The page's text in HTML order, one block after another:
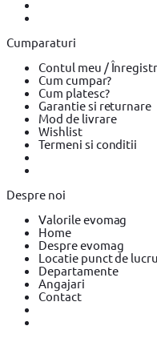
Cumparaturi
Contul meu /
Cum cumpar?
Cum platesc?
Garantie si returnare
Mod de livrare
Wishlist
Termeni si conditii
Despre noi
Valorile evomag
Home
Despre evomag
Locatie punct de lucru
Departamente
Angajari
Contact